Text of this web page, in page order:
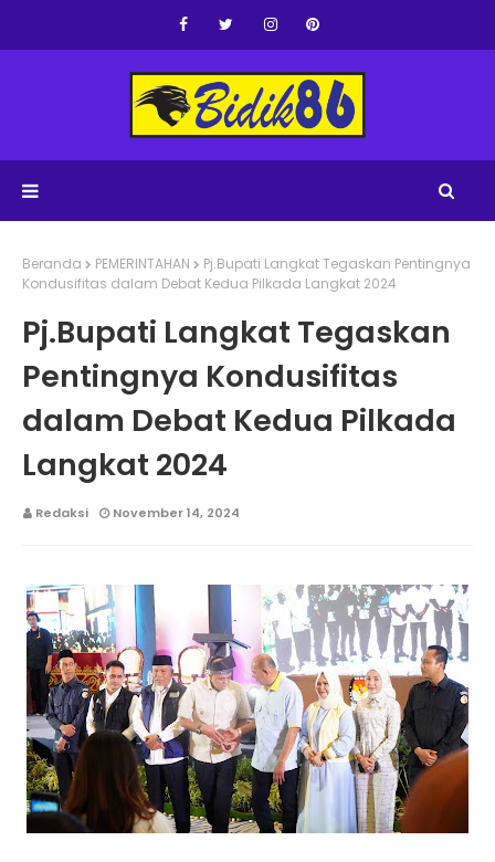
Beranda PEMERINTAHAN
Pj.Bupati Langkat Tegaskan Pentingnya
Kondusifitas dalam Debat Kedua Pilkada Langkat 2024
Pj.Bupati Langkat Tegaskan
Pentingnya Kondusifitas
dalam Debat Kedua Pilkada
Langkat 2024
Redaksi November 14, 2024